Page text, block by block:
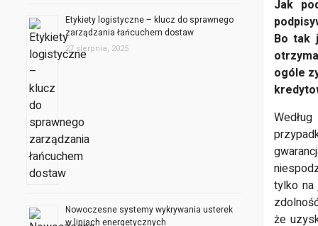
Jak
Bo tak
ogóle
tylko na
że
Etykiety logistyczne – klucz do sprawnego
zarządzania łańcuchem dostaw
27 sierpnia, 2025
Nowoczesne systemy wykrywania usterek
w liniach energetycznych